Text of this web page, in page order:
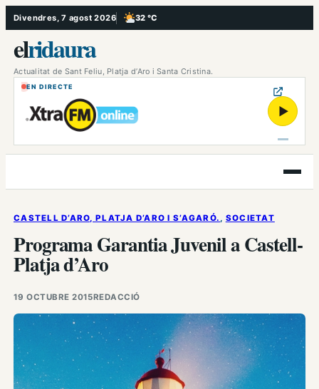
Vés
al
contingut
Divendres, 7 agost 2026 32 °C
, Poc ennuvolat
elridaura
Actualitat de Sant Feliu, Platja d’Aro i Santa Cristina.
EN DIRECTE
▶
Obre
el
CASTELL D’ARO, PLATJA D’ARO I S’AGARÓ. , SOCIETAT
Programa Garantia Juvenil a Castell-
Platja d’Aro
19 OCTUBRE 2015REDACCIÓ